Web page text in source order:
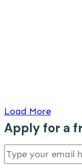
Load More
Apply for a